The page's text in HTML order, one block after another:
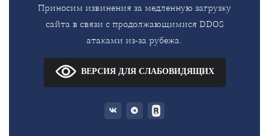
Приносим извинения за медленную загрузку
сайта в связи с продолжающимися DDOS
атаками из-за рубежа.
ВЕРСИЯ ДЛЯ СЛАБОВИДЯЩИХ